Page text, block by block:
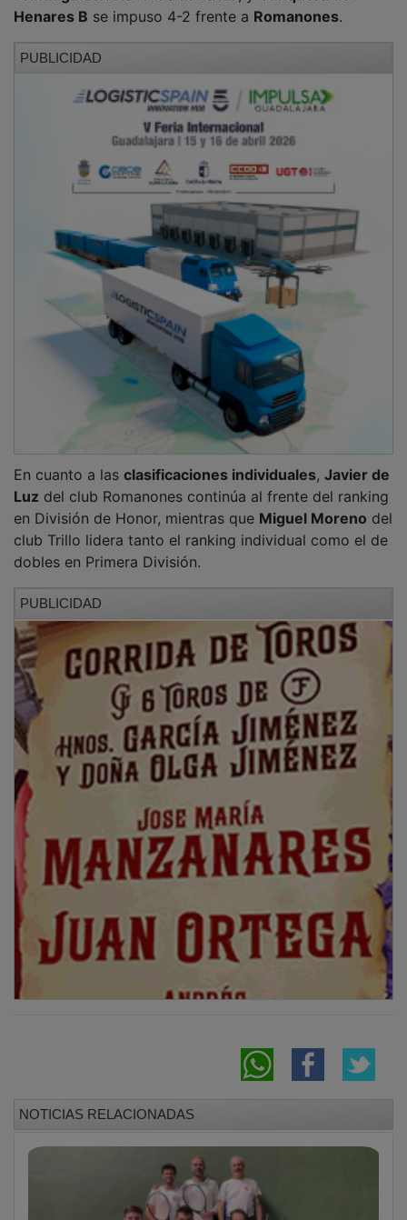
En cuanto a lasclasificaciones individuales,Javier de
del club Romanones continúa al frente del ranking
en División de Honor, mientras queMiguel Moreno
club Trillo lidera tanto el ranking individual como el de
dobles en Primera División.
NOTICIAS RELACIONADAS
Romanones A lidera el asalto al título en el
play-off de la Liga Provincial de Frontenis